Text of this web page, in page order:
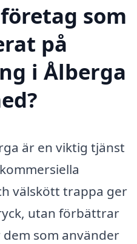
som
på
i Ålberga
är en viktig tjänst
välskött trappa ger
utan förbättrar
som använder